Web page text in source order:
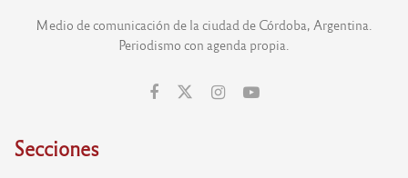
Medio de comunicación de la ciudad de Córdoba, Argentina.
Periodismo con agenda propia.
Secciones